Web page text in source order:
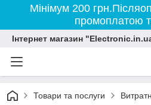
Мінімум 200
промоплатою
Інтернет магазин
Товари та послуги